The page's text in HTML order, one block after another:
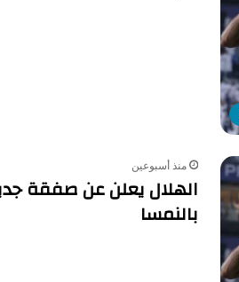
منذ أسبوعين
الهلال يعلن عن صفقة
بالنمسا